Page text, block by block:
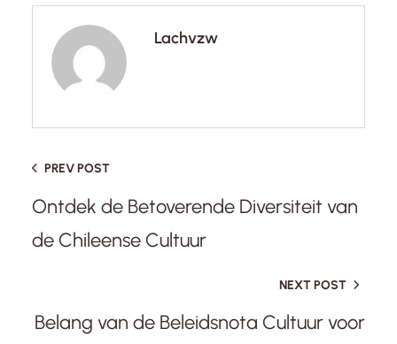
Lachvzw
PREV POST
Ontdek de Betoverende Diversiteit van
de Chileense Cultuur
NEXT POST
Belang van de Beleidsnota Cultuur voor